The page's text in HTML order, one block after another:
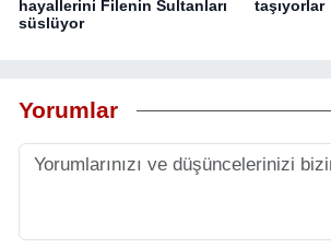
hayallerini Filenin Sultanları
süslüyor
taşıyorlar
Yorumlar